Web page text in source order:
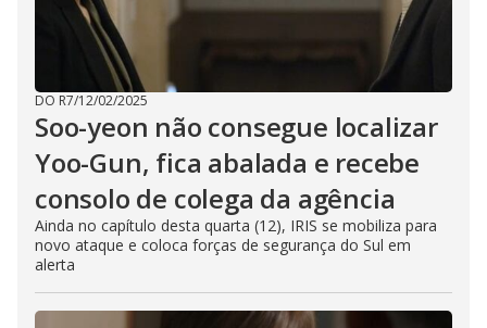
DO R7/12/02/2025
Soo-yeon não consegue localizar
Yoo-Gun, fica abalada e recebe
consolo de colega da agência
Ainda no capítulo desta quarta (12), IRIS se mobiliza para
novo ataque e coloca forças de segurança do Sul em
alerta